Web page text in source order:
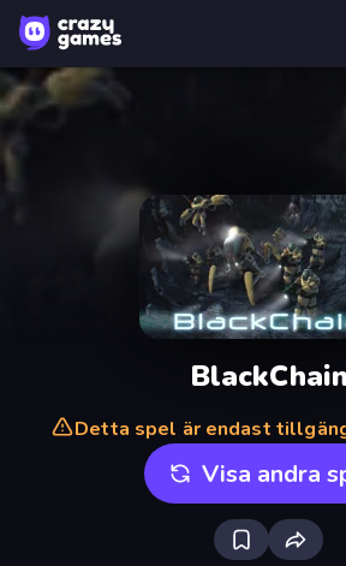
BlackChain
Detta spel är endast
Visa andra